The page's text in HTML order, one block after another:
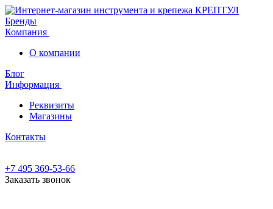
Бренды
Компания
О компании
Блог
Информация
Реквизиты
Магазины
Контакты
+7 495 369-53-66
Заказать звонок